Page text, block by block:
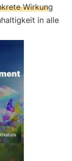
Wirkung
in alle